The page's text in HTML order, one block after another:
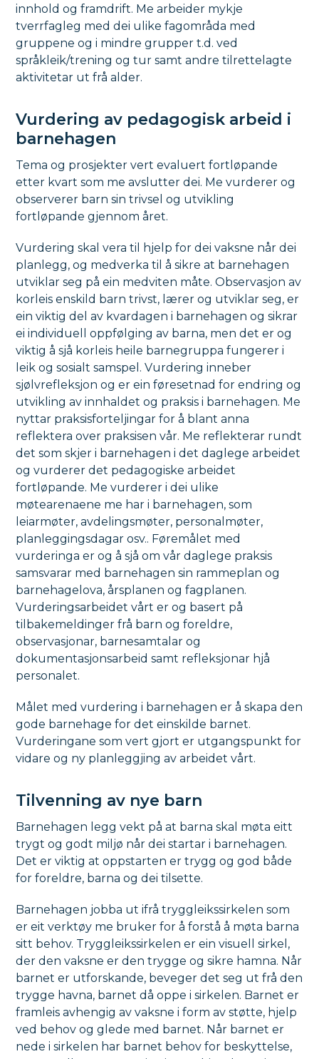
innhold og framdrift. Me arbeider mykje
tverrfagleg med dei ulike fagområda med
gruppene og i mindre grupper t.d. ved
språkleik/trening og tur samt andre tilrettelagte
aktivitetar ut frå alder.
Vurdering av pedagogisk arbeid i
barnehagen
Tema og prosjekter vert evaluert fortløpande
etter kvart som me avslutter dei. Me vurderer og
observerer barn sin trivsel og utvikling
fortløpande gjennom året.
Vurdering skal vera til hjelp for dei vaksne når dei
planlegg, og medverka til å sikre at barnehagen
utviklar seg på ein medviten måte. Observasjon av
korleis enskild barn trivst, lærer og utviklar seg, er
ein viktig del av kvardagen i barnehagen og sikrar
ei individuell oppfølging av barna, men det er og
viktig å sjå korleis heile barnegruppa fungerer i
leik og sosialt samspel. Vurdering inneber
sjølvrefleksjon og er ein føresetnad for endring og
utvikling av innhaldet og praksis i barnehagen. Me
nyttar praksisforteljingar for å blant anna
reflektera over praksisen vår. Me reflekterar rundt
det som skjer i barnehagen i det daglege arbeidet
og vurderer det pedagogiske arbeidet
fortløpande. Me vurderer i dei ulike
møtearenaene me har i barnehagen, som
leiarmøter, avdelingsmøter, personalmøter,
planleggingsdagar osv.. Føremålet med
vurderinga er og å sjå om vår daglege praksis
samsvarar med barnehagen sin rammeplan og
barnehagelova, årsplanen og fagplanen.
Vurderingsarbeidet vårt er og basert på
tilbakemeldinger frå barn og foreldre,
observasjonar, barnesamtalar og
dokumentasjonsarbeid samt refleksjonar hjå
personalet.
Målet med vurdering i barnehagen er å skapa den
gode barnehage for det einskilde barnet.
Vurderingane som vert gjort er utgangspunkt for
vidare og ny planleggjing av arbeidet vårt.
Tilvenning av nye barn
Barnehagen legg vekt på at barna skal møta eitt
trygt og godt miljø når dei startar i barnehagen.
Det er viktig at oppstarten er trygg og god både
for foreldre, barna og dei tilsette.
Barnehagen jobba ut ifrå tryggleikssirkelen som
er eit verktøy me bruker for å forstå å møta barna
sitt behov. Tryggleikssirkelen er ein visuell sirkel,
der den vaksne er den trygge og sikre hamna. Når
barnet er utforskande, beveger det seg ut frå den
trygge havna, barnet då oppe i sirkelen. Barnet er
framleis avhengig av vaksne i form av støtte, hjelp
ved behov og glede med barnet. Når barnet er
nede i sirkelen har barnet behov for beskyttelse,